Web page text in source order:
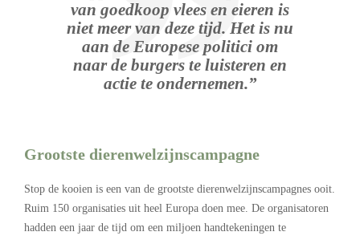
van goedkoop vlees en eieren is
niet meer van deze tijd. Het is nu
aan de Europese politici om
naar de burgers te luisteren en
actie te ondernemen.”
Grootste dierenwelzijnscampagne
Stop de kooien is een van de grootste dierenwelzijnscampagnes ooit.
Ruim 150 organisaties uit heel Europa doen mee. De organisatoren
hadden een jaar de tijd om een miljoen handtekeningen te